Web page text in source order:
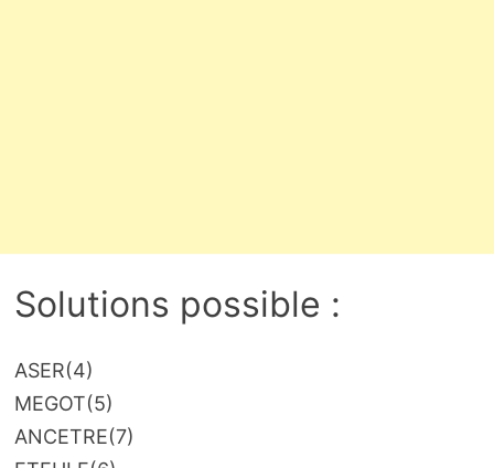
Solutions possible :
ASER(4)
MEGOT(5)
ANCETRE(7)